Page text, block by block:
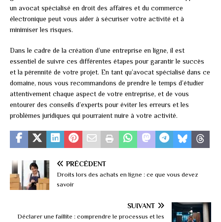
un avocat spécialisé en droit des affaires et du commerce
électronique peut vous aider à sécuriser votre activité et à
minimiser les risques.
Dans le cadre de la création d’une entreprise en ligne, il est
essentiel de suivre ces différentes étapes pour garantir le succès
et la pérennité de votre projet. En tant qu’avocat spécialisé dans ce
domaine, nous vous recommandons de prendre le temps d’étudier
attentivement chaque aspect de votre entreprise, et de vous
entourer des conseils d’experts pour éviter les erreurs et les
problèmes juridiques qui pourraient nuire à votre activité.
PRÉCÉDENT
Droits lors des achats en ligne : ce que vous devez
savoir
SUIVANT
Déclarer une faillite : comprendre le processus et les